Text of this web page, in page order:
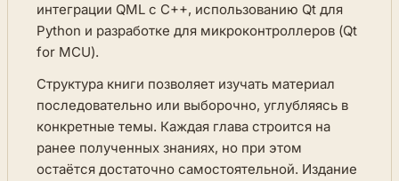
интеграции QML с C++, использованию Qt для
Python и разработке для микроконтроллеров (Qt
for MCU).
Структура книги позволяет изучать материал
последовательно или выборочно, углубляясь в
конкретные темы. Каждая глава строится на
ранее полученных знаниях, но при этом
остаётся достаточно самостоятельной. Издание